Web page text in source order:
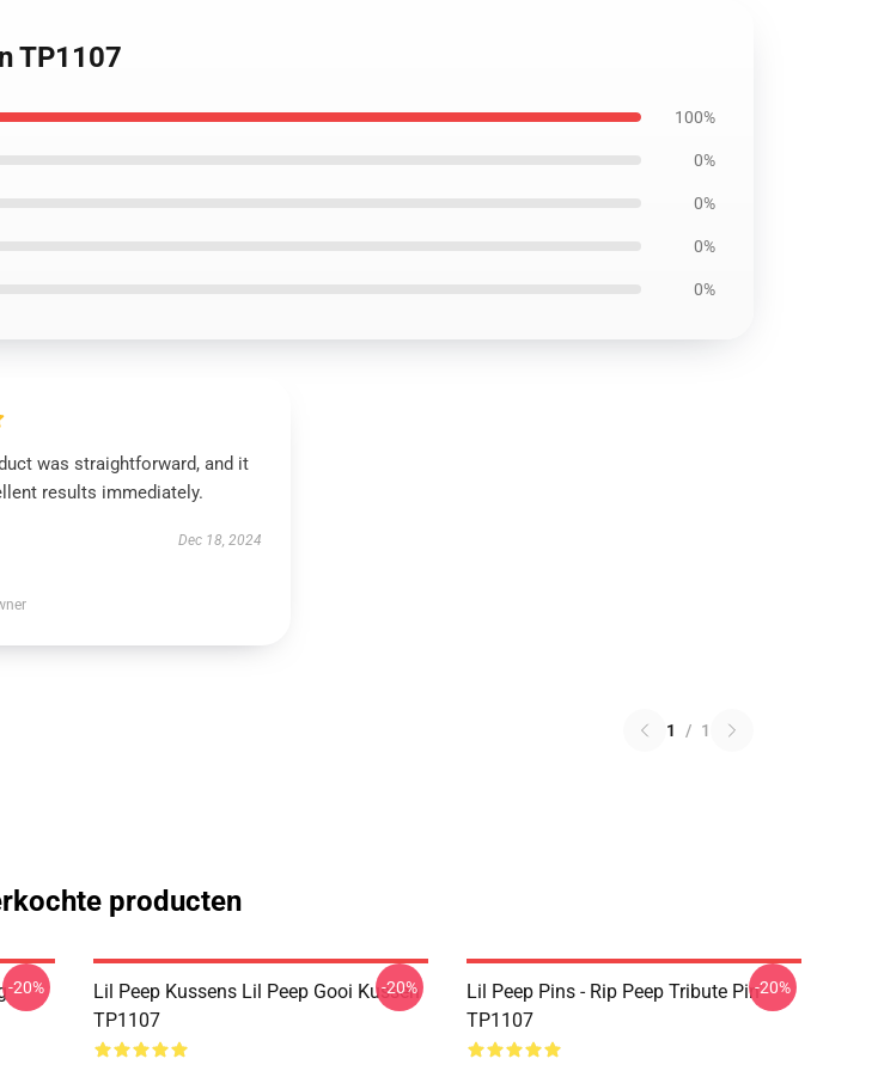
TP1107
100%
0%
0%
0%
0%
was straightforward, and it
results immediately.
Dec 18, 2024
1 / 1
producten
-20%
Lil Peep Kussens Lil Peep Gooi Kussen
TP1107
-20%
Lil Peep Pins - Rip Peep Tribute Pin
TP1107
-20%